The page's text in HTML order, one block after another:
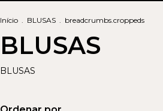
Início BLUSAS breadcrumbs.croppeds
BLUSAS
BLUSAS